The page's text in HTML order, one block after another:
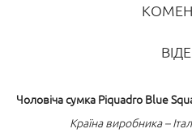
Чоловіча сумка Piquadro Blue
Країна виробника –